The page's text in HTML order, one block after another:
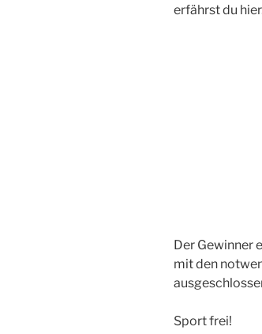
erfährst du
Der Gewinner
mit den
Sport frei!